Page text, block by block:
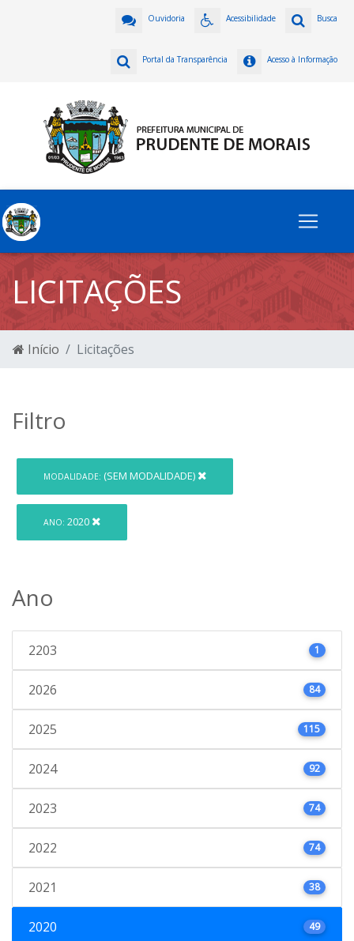
Busca
Acessibilidade
Ouvidoria
Acesso à Informação
Portal da Transparência
LICITAÇÕES
Início Licitações
Filtro
MODALIDADE: (SEM MODALIDADE)
ANO: 2020
Ano
2203 1
2026 84
2025 115
2024 92
2023 74
2022 74
2021 38
2020 49